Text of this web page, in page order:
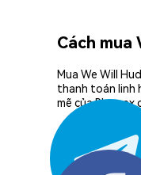
Cách
Mua We Will
thanh toán linh
mẽ của